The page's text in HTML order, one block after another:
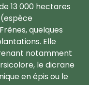
13 000 hectares
quelques
Elle
notamment
le dicrane
en épis ou le